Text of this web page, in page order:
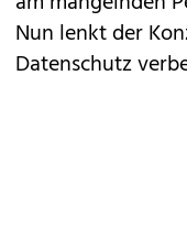
Nun lenkt der
Datenschutz